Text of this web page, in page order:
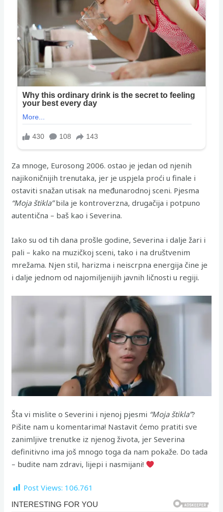
Za mnoge, Eurosong 2006. ostao je jedan od njenih
najikoničnijih trenutaka, jer je uspjela proći u finale i
ostaviti snažan utisak na međunarodnoj sceni. Pjesma
“Moja štikla”bila je kontroverzna, drugačija i potpuno
autentična – baš kao i Severina.
Iako su od tih dana prošle godine, Severina i dalje žari i
pali – kako na muzičkoj sceni, tako i na društvenim
mrežama. Njen stil, harizma i neiscrpna energija čine je
i dalje jednom od najomiljenijih javnih ličnosti u regiji.
Šta vi mislite o Severini i njenoj pjesmi “Moja štikla”?
Pišite nam u komentarima! Nastavit ćemo pratiti sve
zanimljive trenutke iz njenog života, jer Severina
definitivno ima još mnogo toga da nam pokaže. Do tada
– budite nam zdravi, lijepi i nasmijani!
Post Views: 106.761